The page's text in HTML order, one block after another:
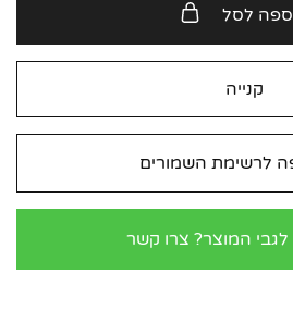
לסל
קנייה
לרשימת השמורים
המוצר? צרו קשר